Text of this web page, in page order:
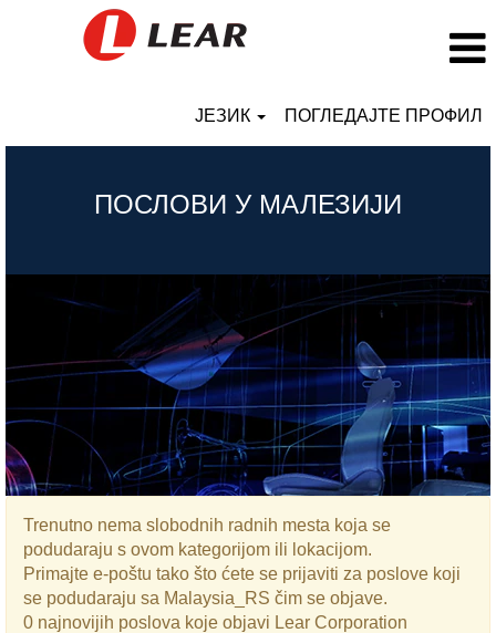
ЈЕЗИК ПОГЛЕДАЈТЕ ПРОФИЛ
ПОСЛОВИ У МАЛЕЗИЈИ
Trenutno nema slobodnih radnih mesta koja se
podudaraju s ovom kategorijom ili lokacijom.
Primajte e-poštu tako što ćete se prijaviti za poslove koji
se podudaraju sa Malaysia_RS čim se objave.
0 najnovijih poslova koje objavi Lear Corporation